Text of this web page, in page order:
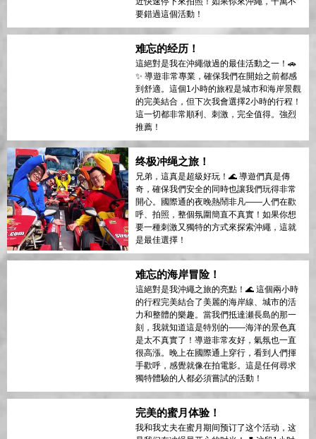
好。整个体验节奏恰到好处，顺畅而刺激。
强烈推荐给任何想以有趣和不同方式探索这
最佳的冒险与观光结合！
認真講，這是探索沖繩最有趣的方式之一！
🌊 卡丁車非常容易駕駛，導遊讓整個體驗既
刺激又安全。兩小時的旅程絕對值得——沿
海公路美得令人屏息，我們甚至在瀬長島附
近快速停下來拍照！如果你來沖繩，千萬不
难忘的经历！
這絕對是我在沖繩做過的最佳活動之一！🚗
✨ 導遊非常專業，確保我們在開始之前都感
到舒適。這個1小時的旅程是城市和海岸景觀
的完美結合，但下次我會選擇2小時的行程！
這一切都非常順利、刺激，完全值得。強烈
终极冲绳之旅！
兄弟，這真是超級好玩！🌊 導遊們真是傳
奇，確保我們安全的同時也讓我們玩得非常
開心。國際通的夜晚熱鬧非凡——人們在歡
呼、拍照，整個氛圍簡直不真實！如果你想
要一種刺激又獨特的方式來探索沖繩，這就
是最佳選擇！
难忘的海岸冒险！
這絕對是我沖繩之旅的亮點！🌊 這個兩小時
的行程完美結合了美麗的海岸線、城市的活